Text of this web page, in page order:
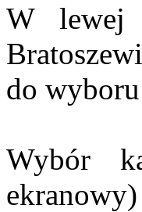
W lewej
do
Wybór